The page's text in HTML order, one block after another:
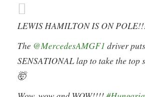
LEWIS HAMILTON IS ON
The @MercedesAMGF1 driver
SENSATIONAL lap to take the top
🤯